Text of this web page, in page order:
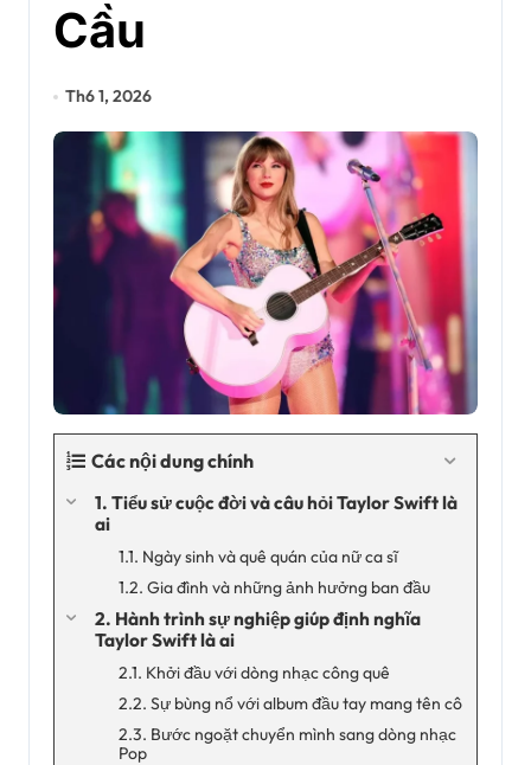
Cầu
Th6 1, 2026
Các nội dung chính
1. Tiểu sử cuộc đời và câu hỏi Taylor Swift là
ai
1.1. Ngày sinh và quê quán của nữ ca sĩ
1.2. Gia đình và những ảnh hưởng ban đầu
2. Hành trình sự nghiệp giúp định nghĩa
Taylor Swift là ai
2.1. Khởi đầu với dòng nhạc công quê
2.2. Sự bùng nổ với album đầu tay mang tên cô
2.3. Bước ngoặt chuyển mình sang dòng nhạc
Pop